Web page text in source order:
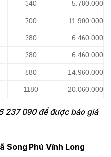
340 5.780.000
700 11.900.000
380 6.460.000
380 6.460.000
880 14.960.000
1180 20.060.000
237 090 để được báo giá
Song Phú Vĩnh Long